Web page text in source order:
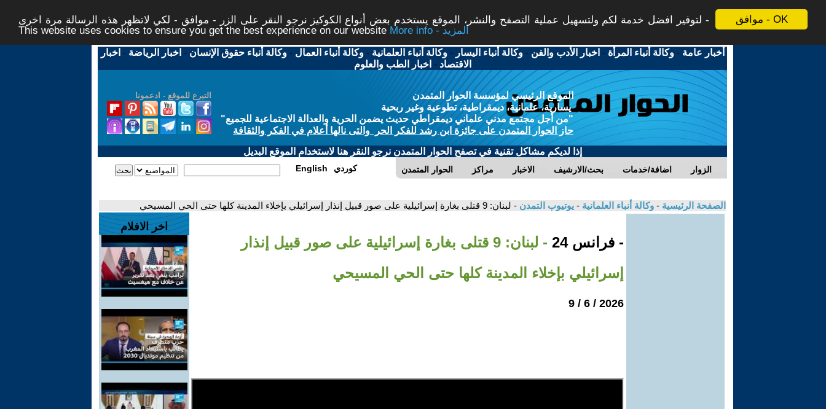
موافق - OK
لتوفير افضل خدمة لكم ولتسهيل عملية التصفح والنشر، الموقع يستخدم بعض أنواع الكوكيز نرجو النقر على الزر - موافق - لكي لاتظهر هذه الرسالة مرة اخرى -
This website uses cookies to ensure you get the best experience on our website
More info - المزيد
أخبار عامة -وكالة أنباء المرأة - اخبار الأدب والفن -وكالة أنباء اليسار -وكالة أنباء العلمانية -وكالة أنباء العمال -وكالة أنباء حقوق الإنسان - اخبار الرياضة - اخبار
الاقتصاد - اخبار الطب والعلوم
التبرع للموقع - ادعمونا
الموقع الرئيسي لمؤسسة الحوار المتمدن
يسارية، علمانية، ديمقراطية، تطوعية وغير ربحية
"من أجل مجتمع مدني علماني ديمقراطي حديث يضمن الحرية والعدالة الاجتماعية للجميع"
حاز الحوار المتمدن على جائزة ابن رشد للفكر الحر والتى نالها أعلام في الفكر والثقافة
إذا لديكم مشاكل تقنية في تصفح الحوار المتمدن نرجو النقر هنا لاستخدام الموقع البديل
الحوار المتمدن مراكز الاخبار بحث/الارشيف اضافة/خدمات الزوار English كوردي
الصفحة الرئيسية - وكالة أنباء العلمانية - يوتيوب التمدن - لبنان: 9 قتلى بغارة إسرائيلية على صور قبيل إنذار إسرائيلي بإخلاء المدينة كلها حتى الحي المسيحي
- فرانس 24
- لبنان: 9 قتلى بغارة إسرائيلية على صور قبيل إنذار
إسرائيلي بإخلاء المدينة كلها حتى الحي المسيحي
2026 / 6 / 9
اخر الافلام